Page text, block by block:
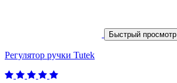
Быстрый просмотр
Регулятор ручки Tutek